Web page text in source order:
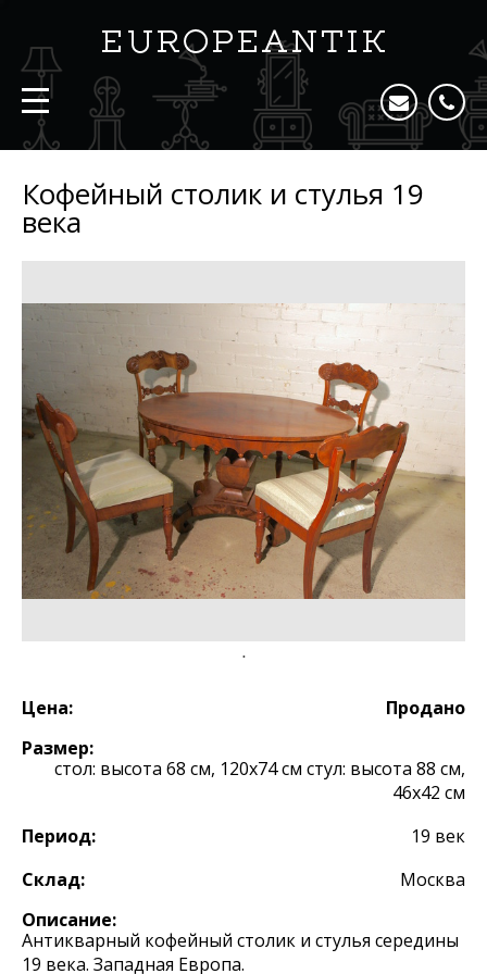
Кофейный столик и стулья 19
века
Цена:
Продано
Размер:
стол: высота 68 см, 120х74 см стул: высота 88 см,
46х42 см
Период:
19 век
Склад:
Москва
Описание:
Антикварный кофейный столик и стулья середины
19 века. Западная Европа.